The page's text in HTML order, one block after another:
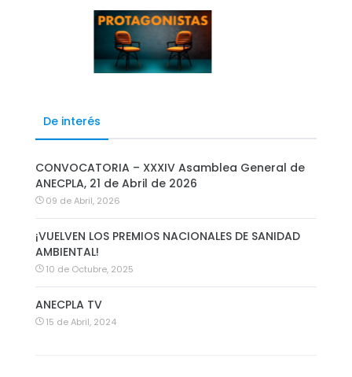
De interés
CONVOCATORIA – XXXIV Asamblea General de
ANECPLA, 21 de Abril de 2026
09 de Abril, 2026
¡VUELVEN LOS PREMIOS NACIONALES DE SANIDAD
AMBIENTAL!
10 de Octubre, 2025
ANECPLA TV
15 de Abril, 2024